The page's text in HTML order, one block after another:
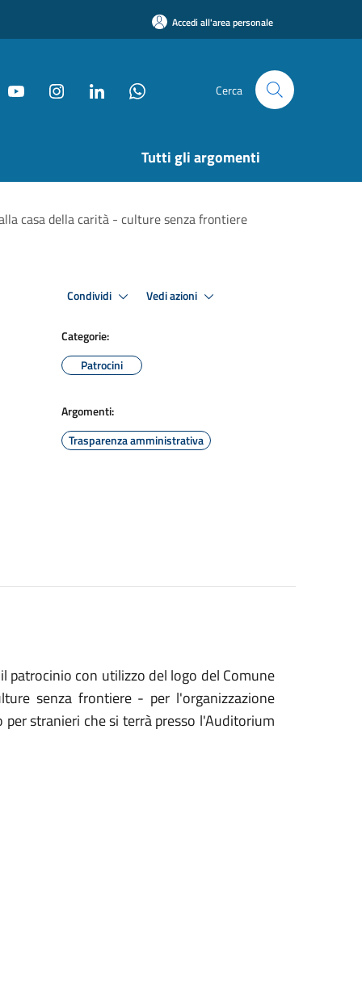
Accedi all'area personale
Cerca
Tutti gli argomenti
casa della carità - culture senza frontiere
Condividi Vedi azioni
Categorie:
Patrocini
Argomenti:
Trasparenza amministrativa
patrocinio con utilizzo del logo del Comune
senza frontiere - per l'organizzazione
stranieri che si terrà presso l'Auditorium